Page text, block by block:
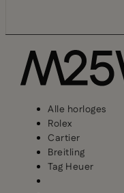
Alle horloges
Rolex
Cartier
Breitling
Tag Heuer